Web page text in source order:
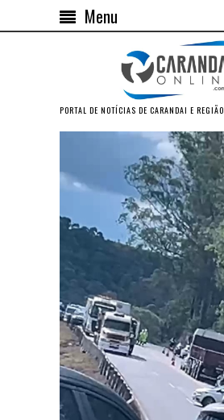
Menu
PORTAL DE NOTÍCIAS DE CARANDAI E REGIÃO